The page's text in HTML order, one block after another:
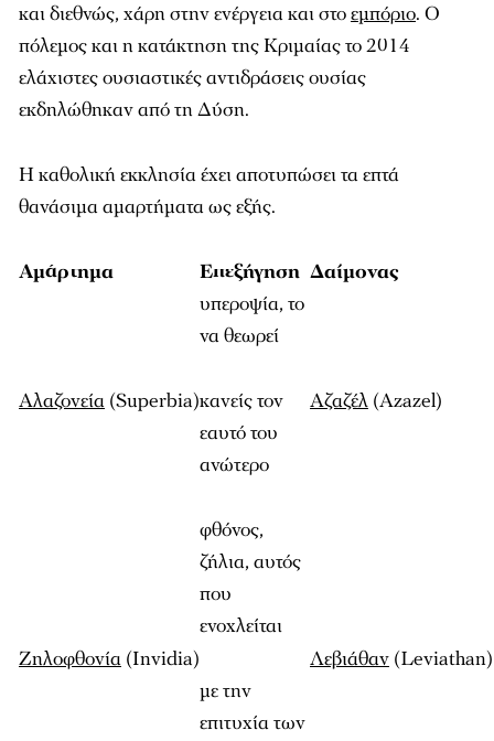
και διεθνώς, χάρη στην ενέργεια και στοεμπόριο. Ο
πόλεμος και η κατάκτηση της Κριμαίας το 2014
ελάχιστες ουσιαστικές αντιδράσεις ουσίας
εκδηλώθηκαν από τη Δύση.
Η καθολική εκκλησία έχει αποτυπώσει τα επτά
θανάσιμα αμαρτήματα ως εξής.
Αμάρτημα Επεξήγηση Δαίμονας
Αλαζονεία (Superbia)
υπεροψία, το
να θεωρεί
κανείς τον
εαυτό του
ανώτερο
Αζαζέλ (Azazel)
Ζηλοφθονία (Invidia)
φθόνος,
ζήλια, αυτός
που
ενοχλείται
με την
επιτυχία των
Λεβιάθαν (Leviathan)